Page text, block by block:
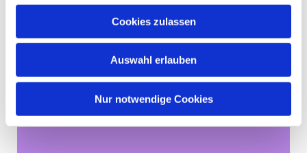
Cookies zulassen
Auswahl erlauben
Nur notwendige Cookies
Dies könnte Sie auch
interessieren